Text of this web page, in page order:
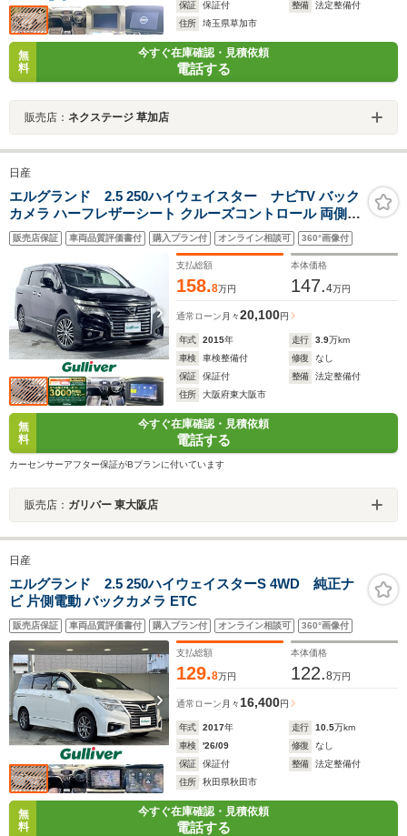
保証
保証付 整備
法定整備付
住所
埼玉県草加市
無
料
今すぐ在庫確認・見積依頼
電話する
販売店： ネクステージ 草加店
日産
エルグランド 2.5 250ハイウェイスター ナビTV バック
カメラ ハーフレザーシート クルーズコントロール 両側パ
ワースライドドア オートライト LEDヘッドライト スマー
トキー プッシュスタート リアオートエアコン ETC
販売店保証 車両品質評価書付 購入プラン付 オンライン相談可 360°画像付
支払総額
158.8万円
本体価格
147.4万円
通常ローン 月々20,100円
年式 2015年 走行 3.9万km
車検
車検整備付 修復
なし
保証
保証付 整備
法定整備付
住所
大阪府東大阪市
無
料
今すぐ在庫確認・見積依頼
電話する
カーセンサーアフター保証がBプランに付いています
販売店： ガリバー 東大阪店
日産
エルグランド 2.5 250ハイウェイスターS 4WD 純正ナ
ビ 片側電動 バックカメラ ETC
販売店保証 車両品質評価書付 購入プラン付 オンライン相談可 360°画像付
支払総額
129.8万円
本体価格
122.8万円
通常ローン 月々 16,400円
年式 2017年 走行 10.5万km
車検
'26/09 修復
なし
保証
保証付 整備
法定整備付
住所
秋田県秋田市
無
料
今すぐ在庫確認・見積依頼
電話する